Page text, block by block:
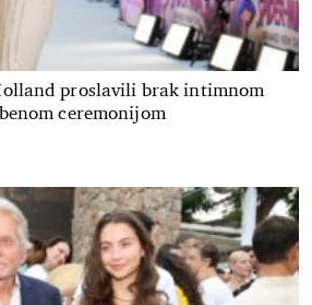
proslavili brak intimnom
ceremonijom